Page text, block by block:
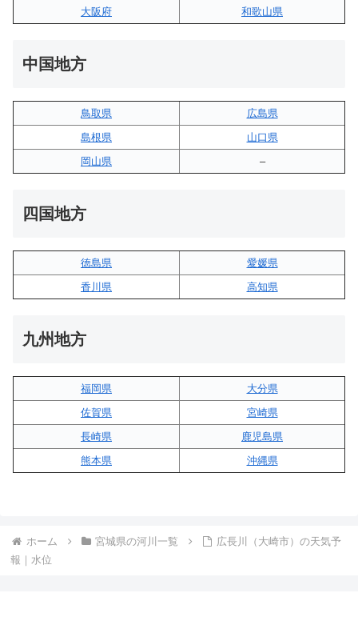
大阪府
和歌山県
中国地方
鳥取県
広島県
島根県
山口県
岡山県
–
四国地方
徳島県
愛媛県
香川県
高知県
九州地方
福岡県
大分県
佐賀県
宮崎県
長崎県
鹿児島県
熊本県
沖縄県
ホーム 宮城県の河川一覧
広長川（大崎市）の天気予
報｜水位